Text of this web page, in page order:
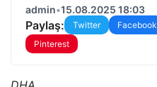
admin•15.08.2025 18:03
Paylaş: Twitter Facebook
Pinterest